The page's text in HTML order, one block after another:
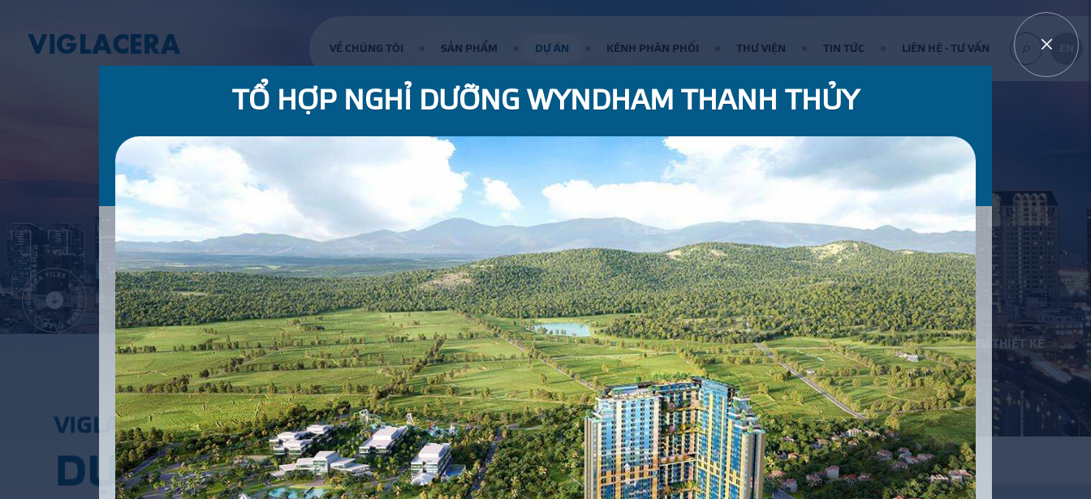
VỀ CHÚNG TÔI SẢN PHẨM DỰ ÁN KÊNH PHÂN PHỐI THƯ VIỆN TIN TỨC LIÊN HỆ - TƯ VẤN
1900561582 TỰ THIẾT KẾ
VIGL ACERA
DỰ ÁN
TỔ HỢP NGHỈ DƯỠNG WYNDHAM THANH THỦY